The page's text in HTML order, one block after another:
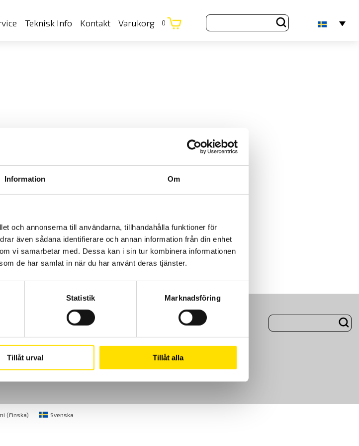
Information Om
och annonserna till användarna, tillhandahålla funktioner för
även sådana identifierare och annan information från din enhet
vi samarbetar med. Dessa kan i sin tur kombinera informationen
de har samlat in när du har använt deras tjänster.
Statistik Marknadsföring
Tillåt urval Tillåt alla
Teknisk Info Kontakt Varukorg 0
Kundundersökning
Om Oss
08-50 52 68 00
info@camatsystem.com
(Finska) Svenska